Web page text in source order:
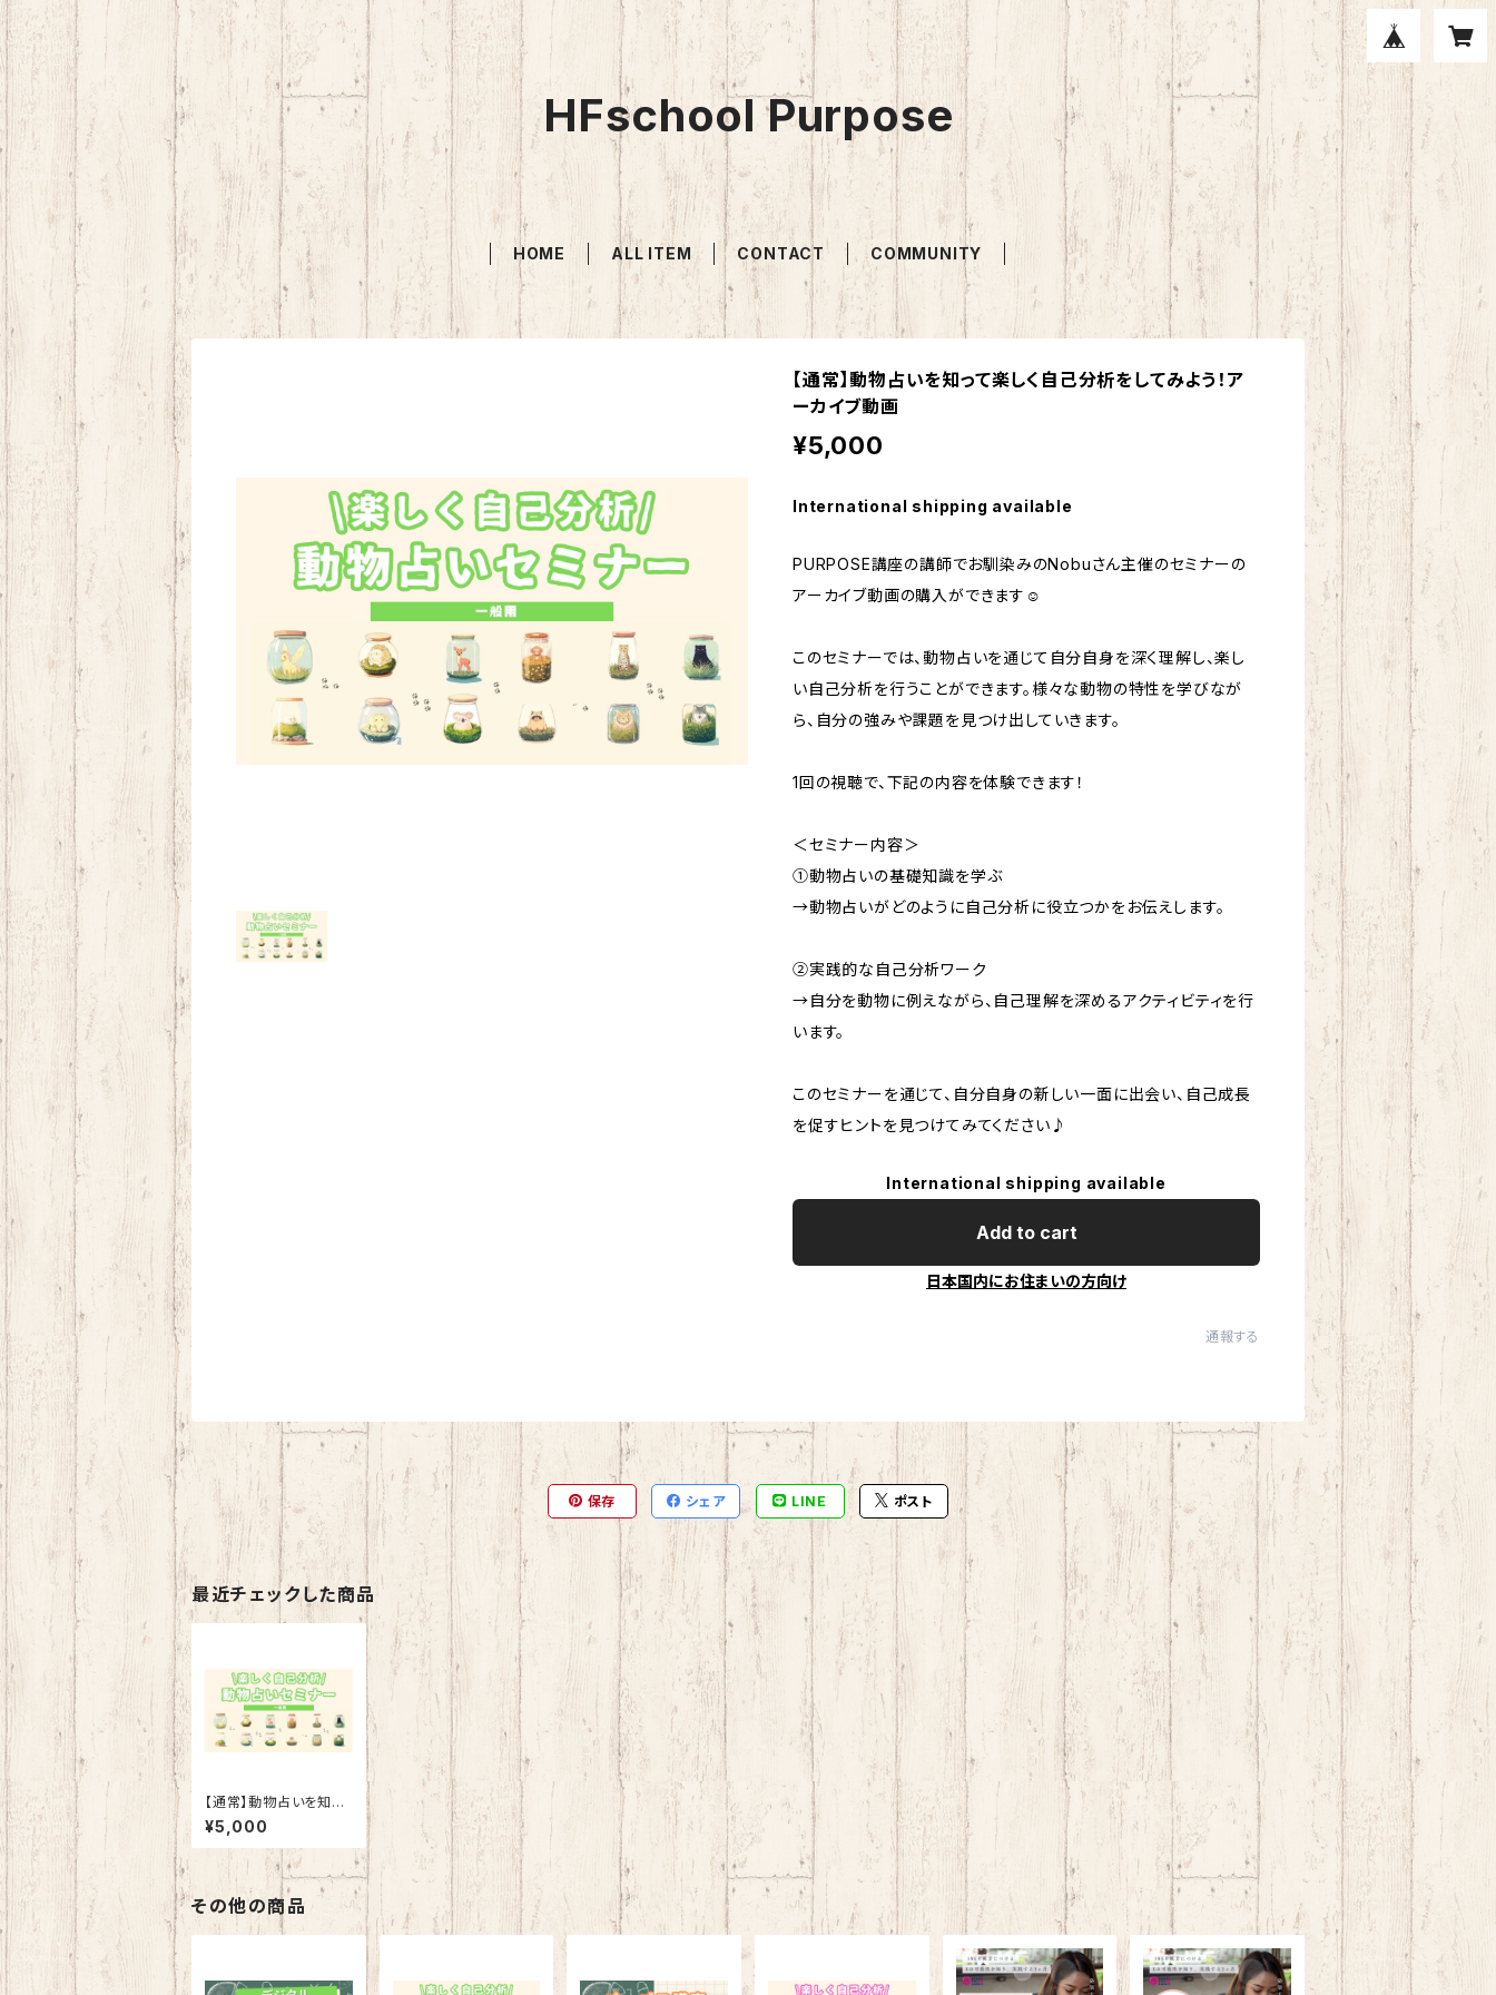
HFschool Purpose
HOME ALL ITEM CONTACT COMMUNITY
【通常】動物占いを知って楽しく自己分析をしてみよう！ア
ーカイブ動画
¥5,000
International shipping available
PURPOSE講座の講師でお馴染みのNobuさん主催のセミナーの
アーカイブ動画の購入ができます☺︎
このセミナーでは、動物占いを通じて自分自身を深く理解し、楽し
い自己分析を行うことができます。様々な動物の特性を学びなが
ら、自分の強みや課題を見つけ出していきます。
1回の視聴で、下記の内容を体験できます！
＜セミナー内容＞
①動物占いの基礎知識を学ぶ
→動物占いがどのように自己分析に役立つかをお伝えします。
②実践的な自己分析ワーク
→自分を動物に例えながら、自己理解を深めるアクティビティを行
います。
このセミナーを通じて、自分自身の新しい一面に出会い、自己成長
を促すヒントを見つけてみてください♪
International shipping available
Add to cart
日本国内にお住まいの方向け
通報する
保存 シェア LINE ポスト
最近チェックした商品
【通常】動物占いを知っ
て楽しく自己分析をして
みよう！アーカイブ動画
¥5,000
その他の商品